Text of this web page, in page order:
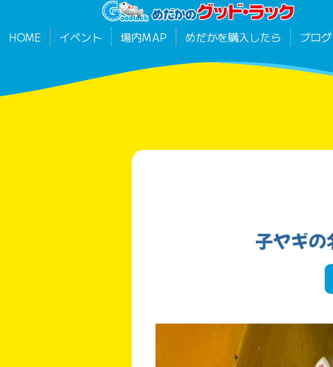
HOME イベント 場内MAP めだかを購入したら ブログ
子ヤギの